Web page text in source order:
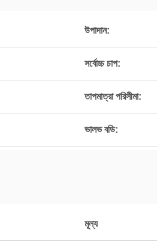
উপাদান:
সর্বোচ্চ চাপ:
তাপমাত্রা পরিসীমা:
ভালভ বডি:
মূল্য